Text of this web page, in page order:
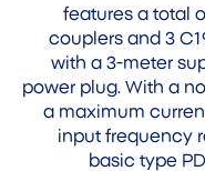
features a total
couplers and 3
with a 3-meter
power plug. With a
a maximum
input frequency
basic type